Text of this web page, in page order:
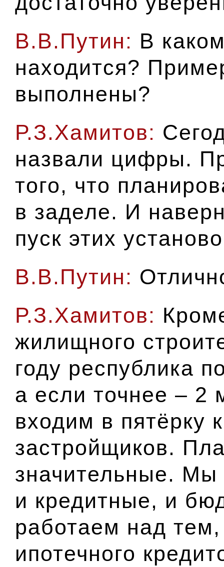
В.В.Путин: В
находится?
выполнены?
Р.З.Хамитов:
назвали цифры.
того, что
в заделе. И
пуск этих
В.В.Путин:
Р.З.Хамитов:
жилищного
году республика
а если точнее –
входим в пятёрку
застройщиков.
значительные. Мы
и кредитные, и
работаем над тем,
ипотечного